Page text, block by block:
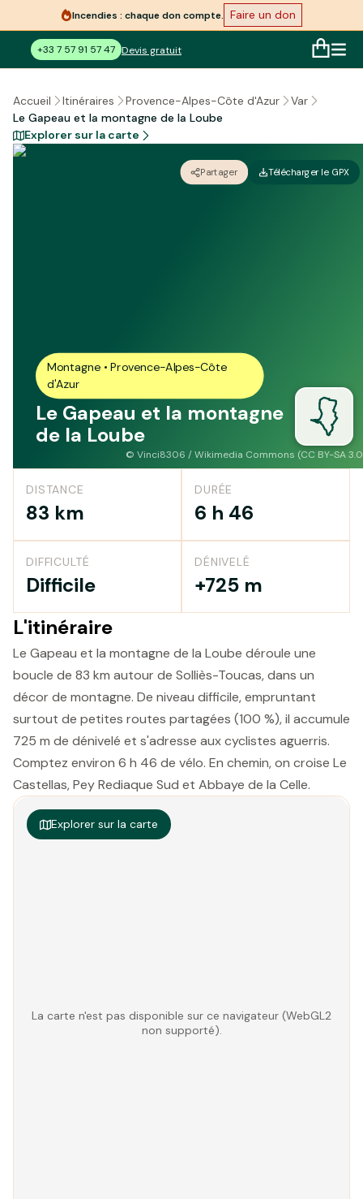
Incendies : chaque don compte. Faire un don
+33 7 57 91 57 47 Devis gratuit
Accueil Itinéraires Provence-Alpes-Côte d'Azur
Var
Le Gapeau et la montagne de la Loube
Explorer sur la carte
Partager Télécharger le GPX
Montagne • Provence-Alpes-Côte
d'Azur
Le Gapeau et la montagne
de la Loube
© Vinci8306 / Wikimedia Commons (CC BY-SA
DISTANCE
83 km
DURÉE
6 h 46
DIFFICULTÉ
Difficile
DÉNIVELÉ
+725 m
L'itinéraire
Le Gapeau et la montagne de la Loube déroule une
boucle de 83 km autour de Solliès-Toucas, dans un
décor de montagne. De niveau difficile, empruntant
surtout de petites routes partagées (100 %), il accumule
725 m de dénivelé et s'adresse aux cyclistes aguerris.
Comptez environ 6 h 46 de vélo. En chemin, on croise Le
Castellas, Pey Rediaque Sud et Abbaye de la Celle.
La carte n'est pas disponible sur ce navigateur (WebGL2
non supporté).
Explorer sur la carte